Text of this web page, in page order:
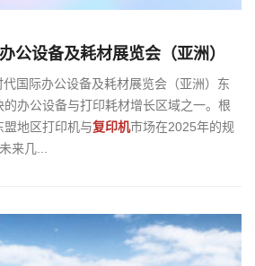
公设备及耗材展览会（亚洲）
国际办公设备及耗材展览会（亚洲）东
办公设备与打印耗材增长区域之一。根
地区打印机与复印机市场在2025年的规
来几...